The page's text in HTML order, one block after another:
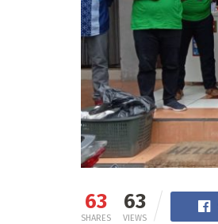
63
SHARES
63
VIEWS